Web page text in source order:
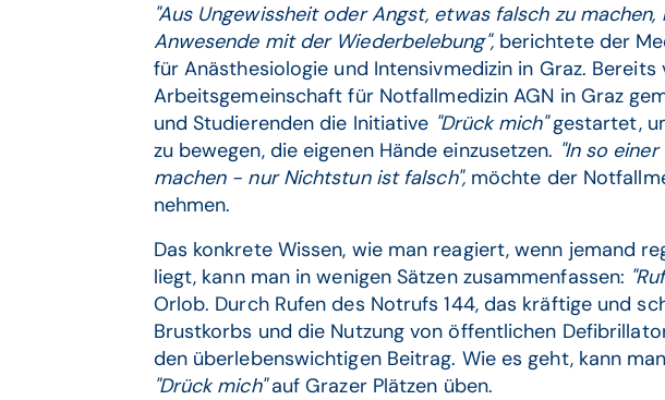
"Aus Ungewissheit oder Angst, etwas falsch zu
Anwesende mit der Wiederbelebung",berichtete der
für Anästhesiologie und Intensivmedizin in Graz.
Arbeitsgemeinschaft für Notfallmedizin AGN in Graz
und Studierenden die Initiative "Drück mich"gestartet,
zu bewegen, die eigenen Hände einzusetzen. "In so
machen - nur Nichtstun ist falsch", möchte der
nehmen.
Das konkrete Wissen, wie man reagiert, wenn jemand
liegt, kann man in wenigen Sätzen zusammenfassen:
Orlob. Durch Rufen des Notrufs 144, das kräftige und
Brustkorbs und die Nutzung von öffentlichen
den überlebenswichtigen Beitrag. Wie es geht, kann
"Drück mich"auf Grazer Plätzen üben.